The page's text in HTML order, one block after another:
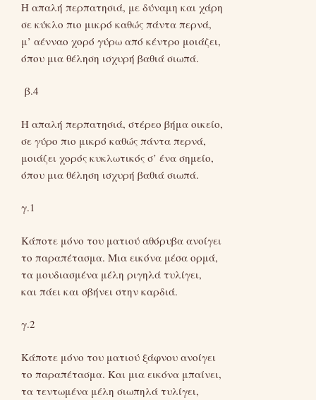
Η απαλή περπατησιά, με δύναμη και χάρη
σε κύκλο πιο μικρό καθώς πάντα περνά,
μ’ αένναο χορό γύρω από κέντρο μοιάζει,
όπου μια θέληση ισχυρή βαθιά σιωπά.
β.4
Η απαλή περπατησιά, στέρεο βήμα οικείο,
σε γύρο πιο μικρό καθώς πάντα περνά,
μοιάζει χορός κυκλωτικός σ’ ένα σημείο,
όπου μια θέληση ισχυρή βαθιά σιωπά.
γ.1
Κάποτε μόνο του ματιού αθόρυβα ανοίγει
το παραπέτασμα. Μια εικόνα μέσα ορμά,
τα μουδιασμένα μέλη ριγηλά τυλίγει,
και πάει και σβήνει στην καρδιά.
γ.2
Κάποτε μόνο του ματιού ξάφνου ανοίγει
το παραπέτασμα. Και μια εικόνα μπαίνει,
τα τεντωμένα μέλη σιωπηλά τυλίγει,